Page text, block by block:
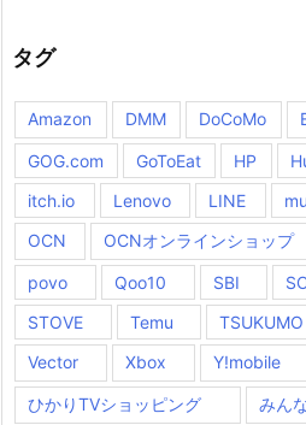
タグ
Amazon DMM DoCoMo
GOG.com GoToEat HP
itch.io
Lenovo LINE
OCN
OCNオンラインショップ
povo Qoo10 SBI
STOVE
Temu TSUKUMO
Vector
Xbox Y!mobile
ひかりTVショッピング みん